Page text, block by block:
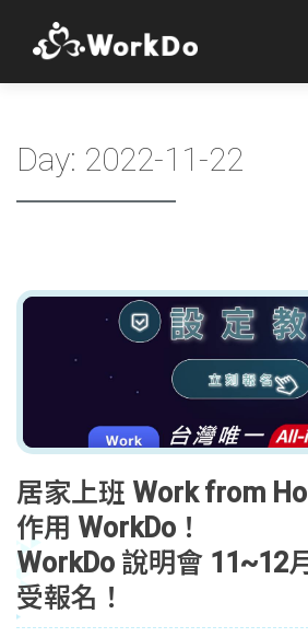
Day: 2022-11-22
居家上班 Work from
作用 WorkDo！
WorkDo 說明會 11~12
受報名！